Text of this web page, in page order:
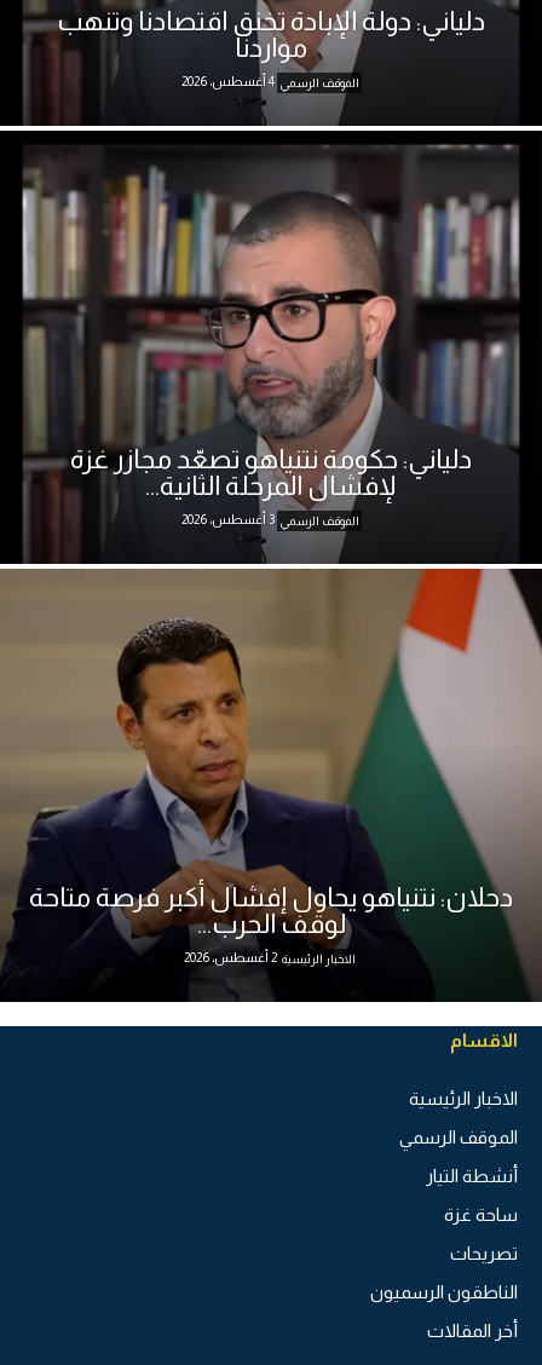
دلياني: دولة الإبادة تخنق اقتصادنا وتنهب
مواردنا
الموقف الرسمي 4 أغسطس، 2026
دلياني: حكومة نتنياهو تصعّد مجازر غزة
لإفشال المرحلة الثانية...
الموقف الرسمي 3 أغسطس، 2026
دحلان: نتنياهو يحاول إفشال أكبر فرصة متاحة
لوقف الحرب...
الاخبار الرئيسية 2 أغسطس، 2026
الاقسام
الاخبار الرئيسية
الموقف الرسمي
أنشطة التيار
ساحة غزة
تصريحات
الناطقون الرسميون
أخر المقالات